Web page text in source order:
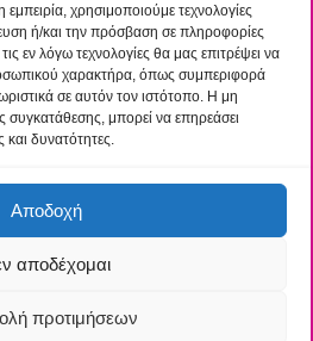
χρησιμοποιούμε τεχνολογίες
ή/και την πρόσβαση σε πληροφορίες
εν λόγω τεχνολογίες θα μας επιτρέψει να
χαρακτήρα, όπως συμπεριφορά
σε αυτόν τον ιστότοπο. Η μη
μπορεί να επηρεάσει
και δυνατότητες.
Αποδοχή
αποδέχομαι
προτιμήσεων
Πανεπιστήμιο |